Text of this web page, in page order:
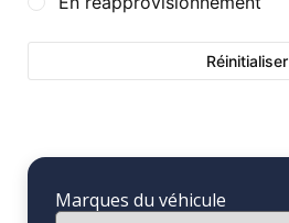
Réinitialiser
Marques du véhicule